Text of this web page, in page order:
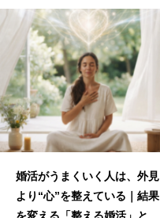
婚活がうまくいく人は、外見
より“心”を整えている｜結果